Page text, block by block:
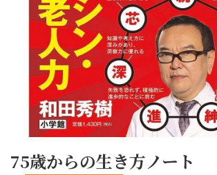
75歳からの生き方ノート